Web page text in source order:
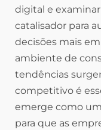
digital e
catalisador para
decisões mais
ambiente de
tendências
competitivo é
emerge como
para que as